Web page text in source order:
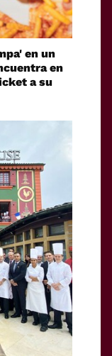
en un
en
a su